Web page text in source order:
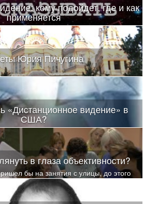
кому подойдет, где и как
применяется
— метод, с помощью которого можно
усилить собственную интуицию
Юрия Пичугина
«Дистанционное видение» в
США?
в глаза объективности?
бы на занятия с улицы, до этого
развитию своих способностей, был бы
в шоке.